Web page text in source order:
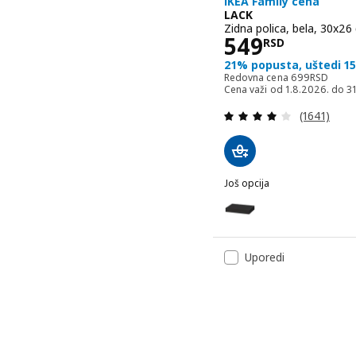
LACK
Zidna polica, bela, 30x26
549RSD
Cena 549RSD
21% popusta, uštedi
Redovna cena 699RSD
Redovna cena
Cena važi od 1.8.2026. do
Pregled:
(1641)
Još opcija
Opcija: LACK, Zidna
Opcija: LACK, Zidna
Uporedi